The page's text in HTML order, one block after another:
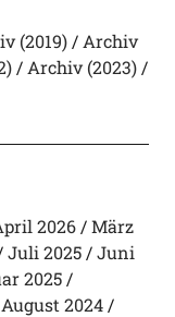
(2019)
Archiv
Archiv (2023)
2026
März
Juli 2025
Juni
2025
August 2024